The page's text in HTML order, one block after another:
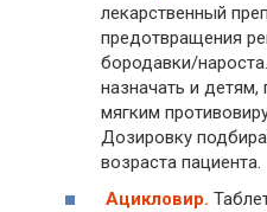
лекарственный
предотвращения
бородавки/
назначать и
мягким
Дозировку
возраста пациента.
Ацикловир.